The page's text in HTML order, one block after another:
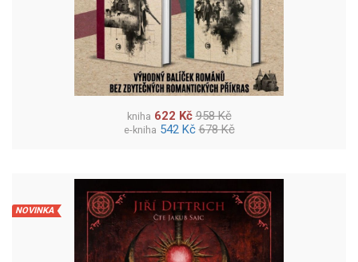
kniha 622 Kč 958 Kč
e-kniha 542 Kč 678 Kč
NOVINKA